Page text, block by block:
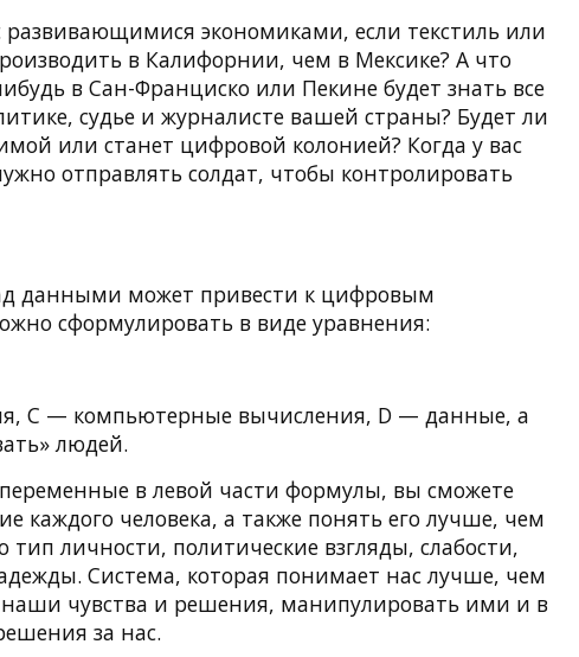
развивающимися экономиками, если текстиль или
в Калифорнии, чем в Мексике? А что
в Сан-Франциско или Пекине будет знать все
судье и журналисте вашей страны? Будет ли
или станет цифровой колонией? Когда у вас
отправлять солдат, чтобы контролировать
данными может привести к цифровым
сформулировать в виде уравнения:
C — компьютерные вычисления, D — данные, а
людей.
переменные в левой части формулы, вы сможете
каждого человека, а также понять его лучше, чем
тип личности, политические взгляды, слабости,
Система, которая понимает нас лучше, чем
чувства и решения, манипулировать ими и в
за нас.